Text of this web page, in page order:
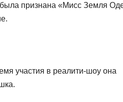
признана «Мисс Земля
участия в реалити-шоу она